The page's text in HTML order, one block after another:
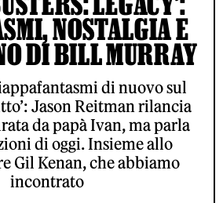
NOSTALGIA E
DI BILL MURRAY
di nuovo sul
Jason Reitman rilancia
da papà Ivan, ma parla
di oggi. Insieme allo
Gil Kenan, che abbiamo
incontrato